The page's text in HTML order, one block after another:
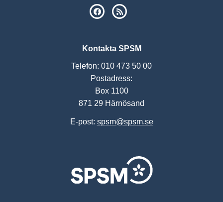
SPSM på Facebook
Kontakta SPSM
Telefon: 010 473 50 00
Postadress:
Box 1100
871 29 Härnösand
E-post: spsm@spsm.se